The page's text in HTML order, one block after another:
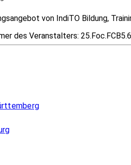
von IndiTO Bildung,
des Veranstalters: 25.Foc.FCB5.6